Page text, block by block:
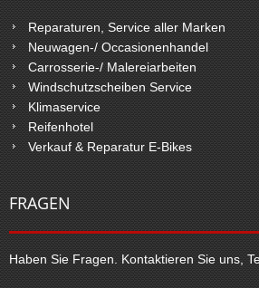
Reparaturen, Service aller Marken
Neuwagen-/ Occasionenhandel
Carrosserie-/ Malereiarbeiten
Windschutzscheiben Service
Klimaservice
Reifenhotel
Verkauf & Reparatur E-Bikes
FRAGEN
Haben Sie Fragen. Kontaktieren Sie uns,